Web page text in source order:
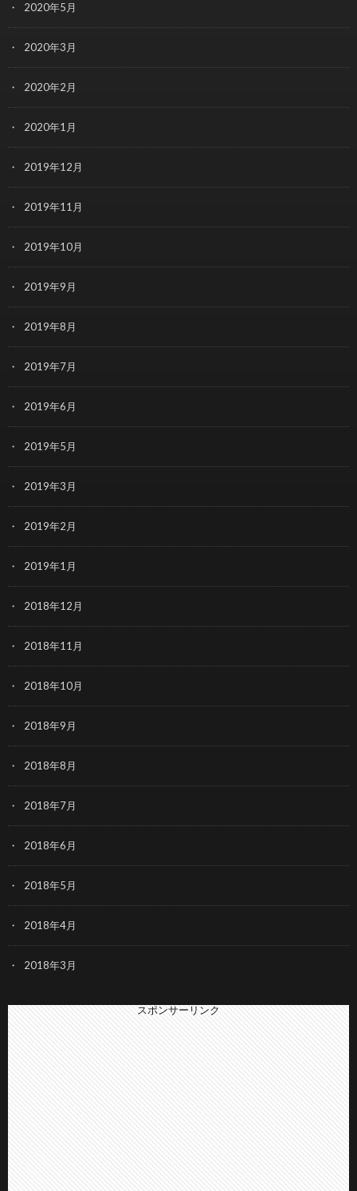
2020年5月
2020年3月
2020年2月
2020年1月
2019年12月
2019年11月
2019年10月
2019年9月
2019年8月
2019年7月
2019年6月
2019年5月
2019年3月
2019年2月
2019年1月
2018年12月
2018年11月
2018年10月
2018年9月
2018年8月
2018年7月
2018年6月
2018年5月
2018年4月
2018年3月
スポンサーリンク